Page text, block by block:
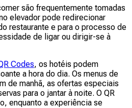
são frequentemente tomadas
elevador pode redirecionar
restaurante e para o processo de
de ligar ou dirigir-se à
Codes, os hotéis podem
a hora do dia. Os menus de
de manhã, as ofertas especiais
para o jantar à noite. O QR
enquanto a experiência se